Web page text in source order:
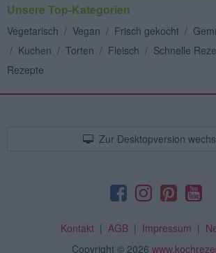
Unsere Top-Kategorien
Vegetarisch / Vegan / Frisch gekocht /
/ Kuchen / Torten / Fleisch / Schnelle
Rezepte
Zur Desktopversion
Kontakt| AGB| Impressum |
Copyright © 2026